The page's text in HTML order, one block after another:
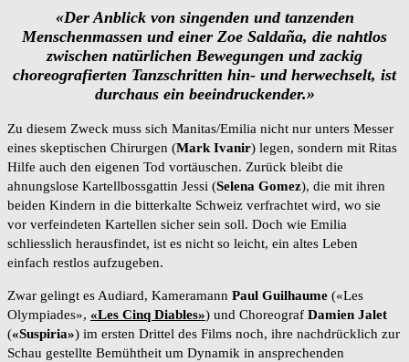
«Der Anblick von singenden und tanzenden
Menschenmassen und einer Zoe Saldaña, die nahtlos
zwischen natürlichen Bewegungen und zackig
choreografierten Tanzschritten hin- und herwechselt, ist
durchaus ein beeindruckender.»
Zu diesem Zweck muss sich Manitas/Emilia nicht nur unters Messer
eines skeptischen Chirurgen (Mark Ivanir) legen, sondern mit Ritas
Hilfe auch den eigenen Tod vortäuschen. Zurück bleibt die
ahnungslose Kartellbossgattin Jessi (Selena Gomez), die mit ihren
beiden Kindern in die bitterkalte Schweiz verfrachtet wird, wo sie
vor verfeindeten Kartellen sicher sein soll. Doch wie Emilia
schliesslich herausfindet, ist es nicht so leicht, ein altes Leben
einfach restlos aufzugeben.
Zwar gelingt es Audiard, Kameramann Paul Guilhaume («Les
Olympiades», «Les Cinq Diables») und Choreograf Damien Jalet
(«Suspiria») im ersten Drittel des Films noch, ihre nachdrücklich zur
Schau gestellte Bemühtheit um Dynamik in ansprechenden